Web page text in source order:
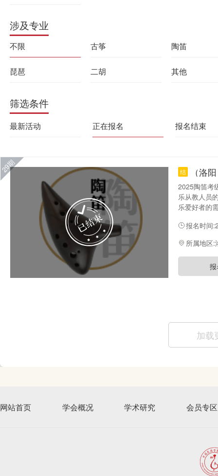
涉及专业
不限 古筝 陶笛
琵琶 二胡 其他
筛选条件
最新活动 正在报名 报名结束
期 结 （洛
2025陶笛考
乐从教人员
乐爱好者的
通过集中研
高。
报名时间
所属地区:
加载
网站首页 学会概况 学术研究 会员专区